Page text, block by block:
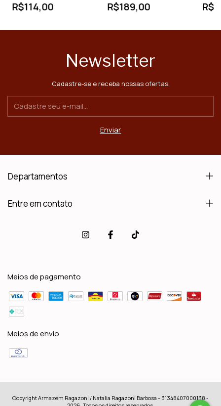
R$114,00 R$189,00
Newsletter
Cadastre-se e receba nossas ofertas.
Departamentos
Entre em contato
Meios de pagamento
Meios de envio
Copyright Armazém Ragazoni / Natalia Ragazoni Barbosa - 31348407000138 -